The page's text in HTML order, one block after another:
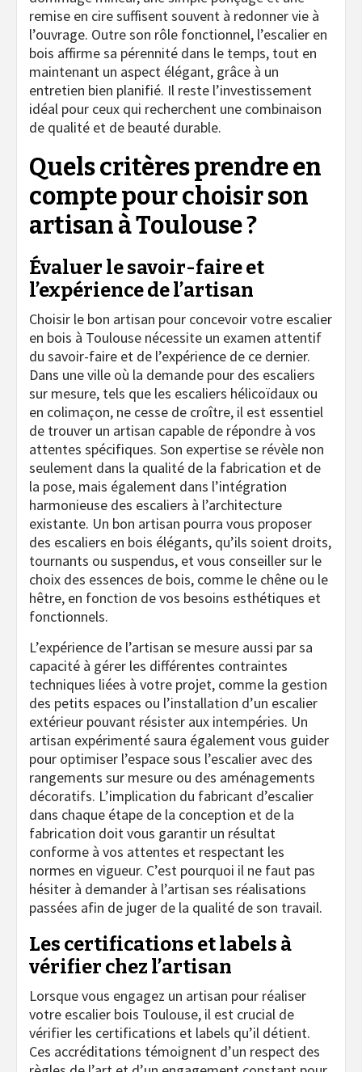
remise en cire suffisent souvent à redonner vie à
l’ouvrage. Outre son rôle fonctionnel, l’escalier en
bois affirme sa pérennité dans le temps, tout en
maintenant un aspect élégant, grâce à un
entretien bien planifié. Il reste l’investissement
idéal pour ceux qui recherchent une combinaison
de qualité et de beauté durable.
Quels critères prendre en
compte pour choisir son
artisan à Toulouse ?
Évaluer le savoir-faire et
l’expérience de l’artisan
Choisir le bon artisan pour concevoir votre escalier
en bois à Toulouse nécessite un examen attentif
du savoir-faire et de l’expérience de ce dernier.
Dans une ville où la demande pour des escaliers
sur mesure, tels que les escaliers hélicoïdaux ou
en colimaçon, ne cesse de croître, il est essentiel
de trouver un artisan capable de répondre à vos
attentes spécifiques. Son expertise se révèle non
seulement dans la qualité de la fabrication et de
la pose, mais également dans l’intégration
harmonieuse des escaliers à l’architecture
existante. Un bon artisan pourra vous proposer
des escaliers en bois élégants, qu’ils soient droits,
tournants ou suspendus, et vous conseiller sur le
choix des essences de bois, comme le chêne ou le
hêtre, en fonction de vos besoins esthétiques et
fonctionnels.
L’expérience de l’artisan se mesure aussi par sa
capacité à gérer les différentes contraintes
techniques liées à votre projet, comme la gestion
des petits espaces ou l’installation d’un escalier
extérieur pouvant résister aux intempéries. Un
artisan expérimenté saura également vous guider
pour optimiser l’espace sous l’escalier avec des
rangements sur mesure ou des aménagements
décoratifs. L’implication du fabricant d’escalier
dans chaque étape de la conception et de la
fabrication doit vous garantir un résultat
conforme à vos attentes et respectant les
normes en vigueur. C’est pourquoi il ne faut pas
hésiter à demander à l’artisan ses réalisations
passées afin de juger de la qualité de son travail.
Les certifications et labels à
vérifier chez l’artisan
Lorsque vous engagez un artisan pour réaliser
votre escalier bois Toulouse, il est crucial de
vérifier les certifications et labels qu’il détient.
Ces accréditations témoignent d’un respect des